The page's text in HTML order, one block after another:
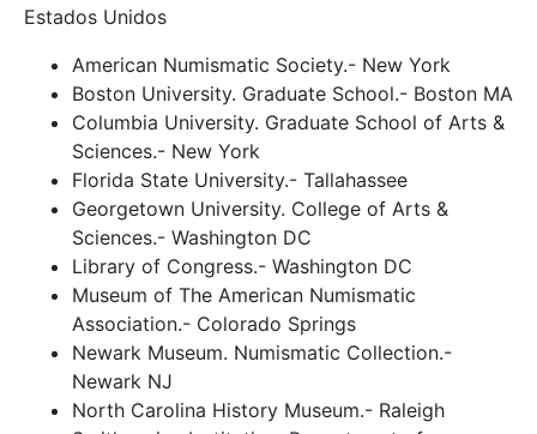
Estados Unidos
American Numismatic Society.- New York
Boston University. Graduate School.- Boston MA
Columbia University. Graduate School of Arts &
Sciences.- New York
Florida State University.- Tallahassee
Georgetown University. College of Arts &
Sciences.- Washington DC
Library of Congress.- Washington DC
Museum of The American Numismatic
Association.- Colorado Springs
Newark Museum. Numismatic Collection.-
Newark NJ
North Carolina History Museum.- Raleigh